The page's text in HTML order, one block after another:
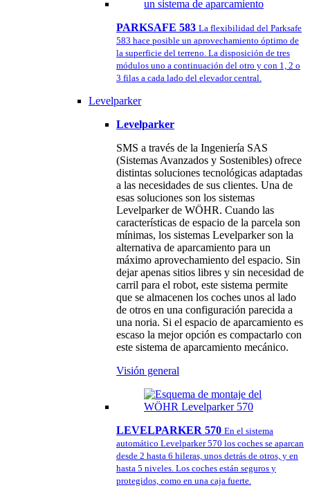
PARKSAFE 583 La flexibilidad del Parksafe
583 hace posible un aprovechamiento óptimo de
la superficie del terreno. La disposición de tres
módulos uno a continuación del otro y con 1, 2 o
3 filas a cada lado del elevador central.
Levelparker
Levelparker
SMS a través de la Ingeniería SAS
(Sistemas Avanzados y Sostenibles) ofrece
distintas soluciones tecnológicas adaptadas
a las necesidades de sus clientes. Una de
esas soluciones son los sistemas
Levelparker de WÖHR. Cuando las
características de espacio de la parcela son
mínimas, los sistemas Levelparker son la
alternativa de aparcamiento para un
máximo aprovechamiento del espacio. Sin
dejar apenas sitios libres y sin necesidad de
carril para el robot, este sistema permite
que se almacenen los coches unos al lado
de otros en una configuración parecida a
una noria. Si el espacio de aparcamiento es
escaso la mejor opción es compactarlo con
este sistema de aparcamiento mecánico.
Visión general
LEVELPARKER 570 En el sistema
automático Levelparker 570 los coches se aparcan
desde 2 hasta 6 hileras, unos detrás de otros, y en
hasta 5 niveles. Los coches están seguros y
protegidos, como en una caja fuerte.